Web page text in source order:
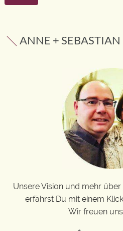
ANNE + SEBASTIAN
Unsere Vision und mehr
erfährst Du mit einem
Wir freuen